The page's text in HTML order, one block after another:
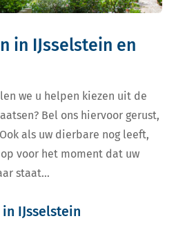
in IJsselstein en
we u helpen kiezen uit de
Bel ons hiervoor gerust,
als uw dierbare nog leeft,
voor het moment dat uw
staat…
IJsselstein